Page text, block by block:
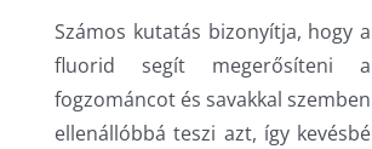
Számos kutatás bizonyítja, hogy a
fluorid segít megerősíteni a
fogzománcot és savakkal szemben
ellenállóbbá teszi azt, így kevésbé